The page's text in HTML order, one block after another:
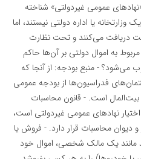
عمومی غیردولتی» شناخته
یا اداره دولتی نیستند، اما
دریافت می‌کنند و تحت نظارت
به اموال دولتی بر آن‌ها حاکم
می‌شود؟ - منبع بودجه: از آنجا که
فدراسیون‌ها از بودجه عمومی
است. - قانون محاسبات
نهادهای عمومی غیردولتی است،
محاسبات قرار دارد. - فروش یا
مانند یک مالک شخصی، اموال خود